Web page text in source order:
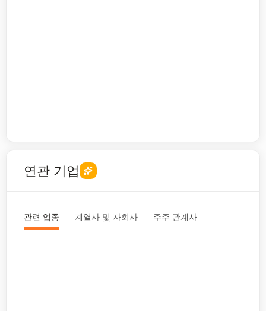
연관 기업
관련 업종 계열사 및 자회사 주주 관계사